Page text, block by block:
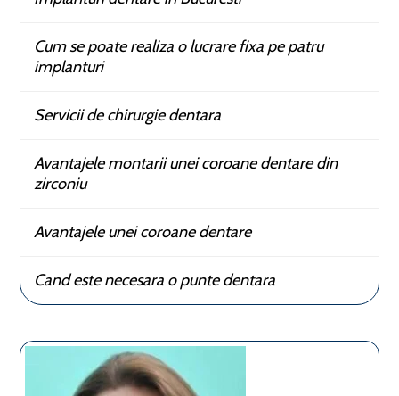
Cum se poate realiza o lucrare fixa pe patru
implanturi
Servicii de chirurgie dentara
Avantajele montarii unei coroane dentare din
zirconiu
Avantajele unei coroane dentare
Cand este necesara o punte dentara